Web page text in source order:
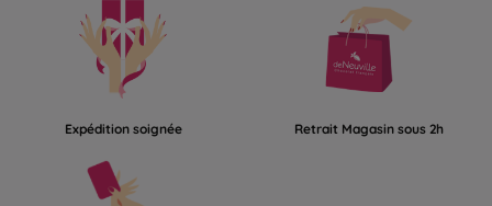
Expédition soignée Retrait Magasin sous 2h